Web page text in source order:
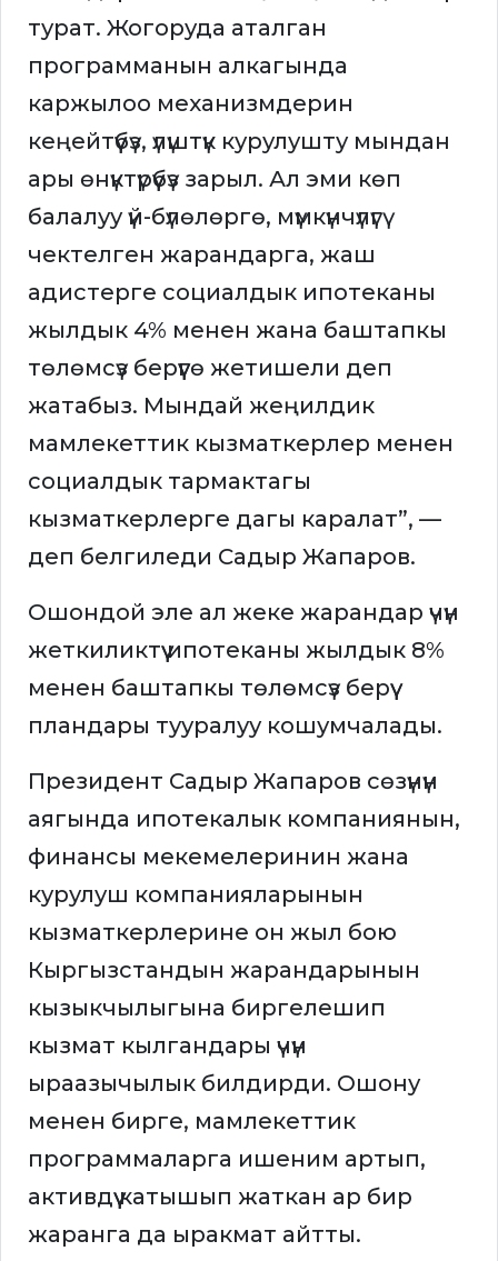
турат. Жогоруда аталган
программанын алкагында
каржылоо механизмдерин
кеңейтүүбүз, үлүштүк курулушту мындан
ары өнүктүрүүбүз зарыл. Ал эми көп
балалуу үй-бүлөлөргө, мүмкүнчүлүгү
чектелген жарандарга, жаш
адистерге социалдык ипотеканы
жылдык 4% менен жана баштапкы
төлөмсүз берүүгө жетишели деп
жатабыз. Мындай жеңилдик
мамлекеттик кызматкерлер менен
социалдык тармактагы
кызматкерлерге дагы каралат”, —
деп белгиледи Садыр Жапаров.
Ошондой эле ал жеке жарандар үчүн
жеткиликтүү ипотеканы жылдык 8%
менен баштапкы төлөмсүз берүү
пландары тууралуу кошумчалады.
Президент Садыр Жапаров сөзүнүн
аягында ипотекалык компаниянын,
финансы мекемелеринин жана
курулуш компанияларынын
кызматкерлерине он жыл бою
Кыргызстандын жарандарынын
кызыкчылыгына биргелешип
кызмат кылгандары үчүн
ыраазычылык билдирди. Ошону
менен бирге, мамлекеттик
программаларга ишеним артып,
активдүү катышып жаткан ар бир
жаранга да ыракмат айтты.